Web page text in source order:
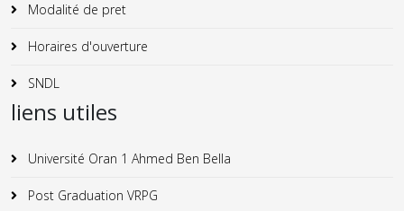
Modalité de pret
Horaires d'ouverture
SNDL
liens utiles
Université Oran 1 Ahmed Ben Bella
Post Graduation VRPG